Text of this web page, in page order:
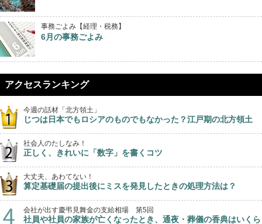
事務ごよみ【経理・税務】
6月の事務ごよみ
アクセスランキング
今週の話材「北方領土」
じつは日本でもロシアのものでもなかった？江戸期の北方領土
社会人のたしなみ！
正しく、きれいに「数字」を書くコツ
大丈夫、あわてない！
算定基礎届の提出後にミスを発見したときの処理方法は？
会社が出す慶弔見舞金の支給相場 第5回
社員や社員の家族が亡くなったとき、通夜・葬儀の香典はいくら